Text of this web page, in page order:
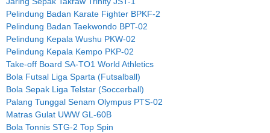
Pelindung Badan Karate Fighter BPKF-2
Pelindung Badan Taekwondo BPT-02
Pelindung Kepala Wushu PKW-02
Pelindung Kepala Kempo PKP-02
Take-off Board SA-TO1 World Athletics
Bola Futsal Liga Sparta (Futsalball)
Bola Sepak Liga Telstar (Soccerball)
Palang Tunggal Senam Olympus PTS-02
Matras Gulat UWW GL-60B
Bola Tonnis STG-2 Top Spin